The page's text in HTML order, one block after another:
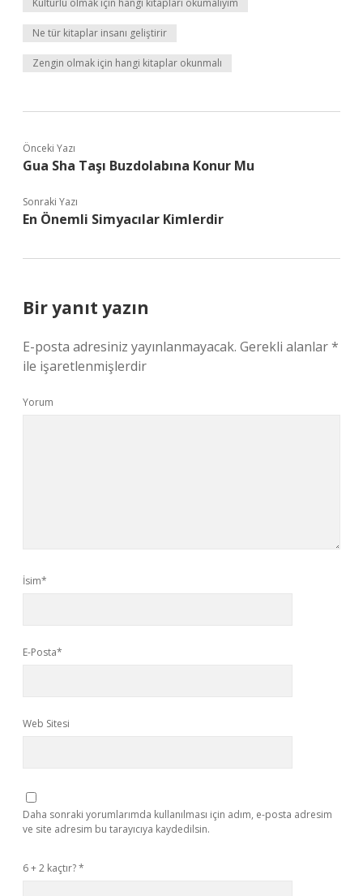
Kültürlü olmak için hangi kitapları okumalıyım
Ne tür kitaplar insanı geliştirir
Zengin olmak için hangi kitaplar okunmalı
Önceki Yazı
Gua Sha Taşı Buzdolabına Konur Mu
Sonraki Yazı
En Önemli Simyacılar Kimlerdir
Bir yanıt yazın
E-posta adresiniz yayınlanmayacak. Gerekli alanlar*
ile işaretlenmişlerdir
Yorum
İsim*
E-Posta*
Web Sitesi
Daha sonraki yorumlarımda kullanılması için adım, e-posta adresim
ve site adresim bu tarayıcıya kaydedilsin.
6 + 2 kaçtır?*